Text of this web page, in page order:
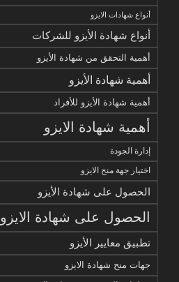
أنواع شهادات الايزو
أنواع شهادة الأيزو للشركات
أهمية التحقق من شهادة الأيزو
أهمية شهادة الأيزو
أهمية شهادة الأيزو للأفراد
أهمية شهادة الايزو
إدارة الجودة
اختيار جهة منح الايزو
الحصول على شهادة الأيزو
الحصول على شهادة الايزو
تطبيق معايير الأيزو
جهات منح شهادة الايزو